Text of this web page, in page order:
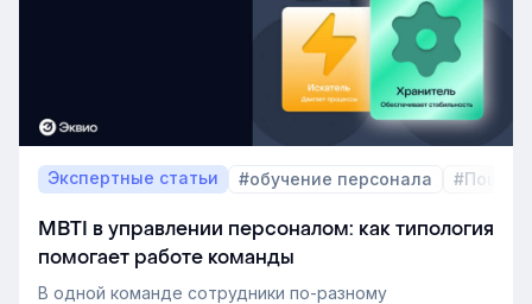
разберёмся, как выстроить процесс формирование
кадрового резерва с помощью современных
Экспертные статьи #обучение персонала
MBTI в управлении персоналом: как типология
помогает работе команды
В одной команде сотрудники по-разному